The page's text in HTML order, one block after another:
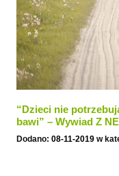
“Dzieci nie
bawi” – Wywiad Z
Dodano: 08-11-2019 w